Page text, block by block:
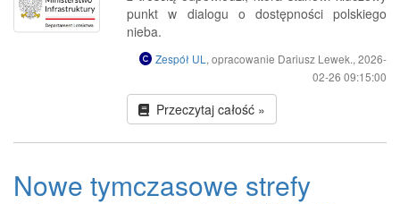
punkt w dialogu o dostępności polskiego
nieba.
Zespół UL , opracowanie Dariusz Lewek., 2026-
02-26 09:15:00
Przeczytaj całość »
Nowe tymczasowe strefy